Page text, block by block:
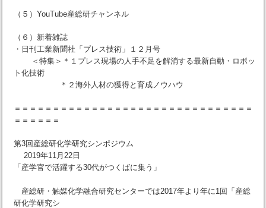
（５）YouTube産総研チャンネル
（６）新着雑誌
・日刊工業新聞社「プレス技術」１２月号
＜特集＞＊１プレス現場の人手不足を解消する最新自動・ロボッ
ト化技術
＊２海外人材の獲得と育成ノウハウ
＝＝＝＝＝＝＝＝＝＝＝＝＝＝＝＝＝＝＝＝＝＝＝＝＝＝＝＝＝＝＝
＝＝＝＝＝＝
第3回産総研化学研究シンポジウム
2019年11月22日
「産学官で活躍する30代がつくばに集う」
産総研・触媒化学融合研究センターでは2017年より年に1回「産総
研化学研究シ